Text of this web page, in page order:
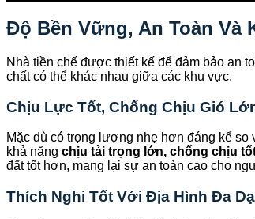
Độ Bền Vững, An Toàn Và
Nhà tiền chế được thiết kế để đảm bảo an
chất có thể khác nhau giữa các khu vực.
Chịu Lực Tốt, Chống Chịu Gió
Mặc dù có trọng lượng nhẹ hơn đáng kể
khả năng chịu tải trọng lớn, chống chịu
đất tốt hơn, mang lại sự an toàn cao cho
Thích Nghi Tốt Với Địa Hình Đa